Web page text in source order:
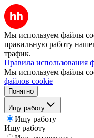
Мы используем файлы
правильную работу
трафик.
Правила использования
Мы используем файлы
файлов cookie
Понятно
Ищу работу
Ищу работу
Ищу работу